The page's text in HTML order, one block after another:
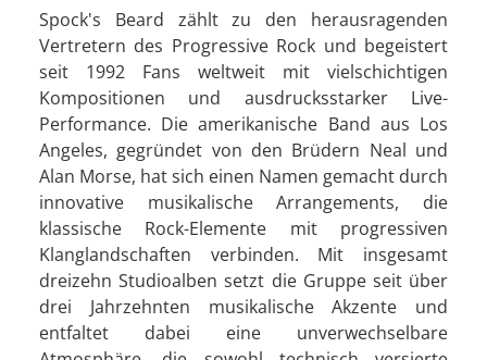
Spock's Beard zählt zu den herausragenden
Vertretern des Progressive Rock und begeistert
seit 1992 Fans weltweit mit vielschichtigen
Kompositionen und ausdrucksstarker Live-
Performance. Die amerikanische Band aus Los
Angeles, gegründet von den Brüdern Neal und
Alan Morse, hat sich einen Namen gemacht durch
innovative musikalische Arrangements, die
klassische Rock-Elemente mit progressiven
Klanglandschaften verbinden. Mit insgesamt
dreizehn Studioalben setzt die Gruppe seit über
drei Jahrzehnten musikalische Akzente und
entfaltet dabei eine unverwechselbare